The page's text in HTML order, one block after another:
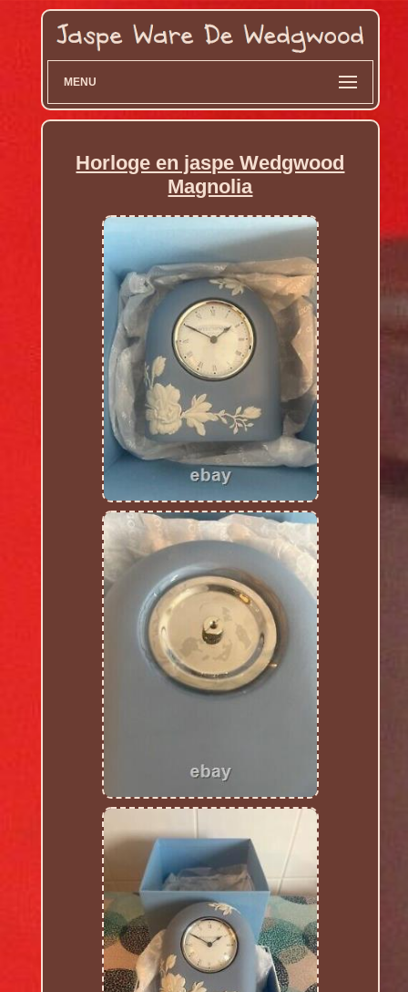
MENU
Horloge en jaspe Wedgwood
Magnolia